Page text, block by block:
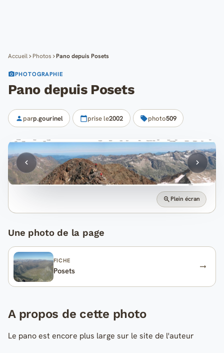
Accueil Photos Pano depuis Posets
PHOTOGRAPHIE
Pano depuis Posets
parp.gourinel prise le2002 photo509
Plein écran
Une photo de la page
FICHE
Posets
A propos de cette photo
Le pano est encore plus large sur le site de l'auteur